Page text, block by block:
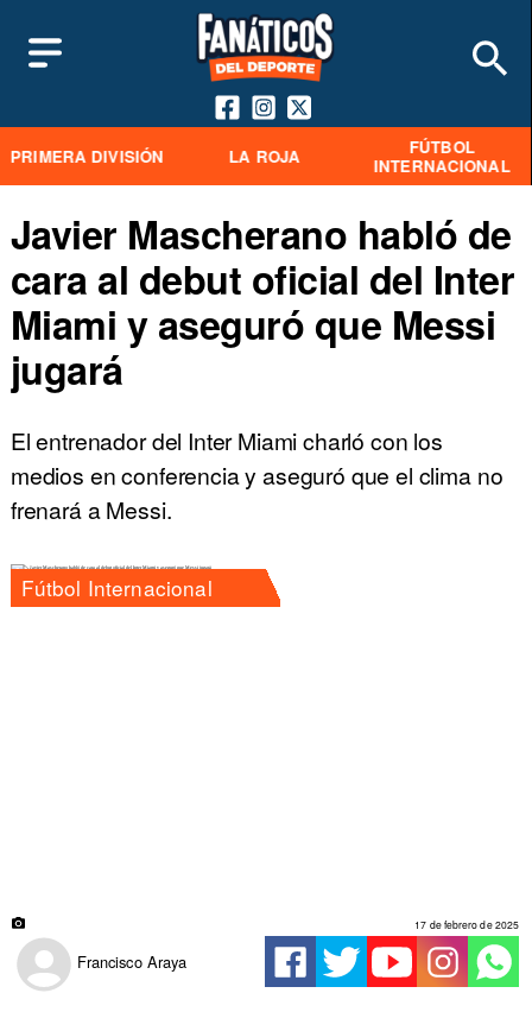
PRIMERA DIVISIÓN LA ROJA
FÚTBOL
INTERNACIONAL
Javier Mascherano habló de
cara al debut oficial del Inter
Miami y aseguró que Messi
jugará
El entrenador del Inter Miami charló con los
medios en conferencia y aseguró que el clima no
frenará a Messi.
Fútbol Internacional
Francisco Araya
17 de febrero de 2025